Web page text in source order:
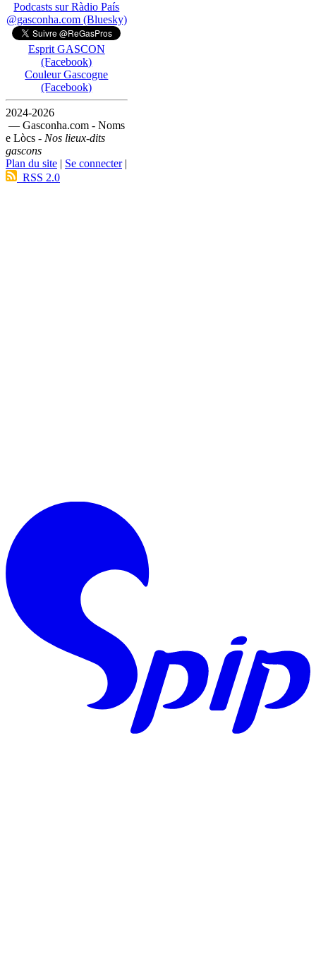
Podcasts sur Ràdio País
@gasconha.com (Bluesky)
Esprit GASCON
(Facebook)
Couleur Gascogne
(Facebook)
2024-2026
— Gasconha.com - Noms
e Lòcs - Nos lieux-dits
gascons
Plan du site | Se connecter|
RSS 2.0